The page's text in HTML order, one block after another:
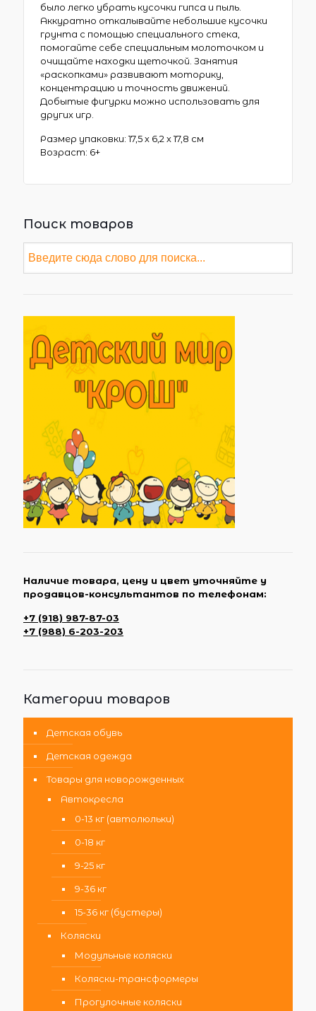
было легко убрать кусочки гипса и пыль.
Аккуратно откалывайте небольшие кусочки
грунта с помощью специального стека,
помогайте себе специальным молоточком и
очищайте находки щеточкой. Занятия
«раскопками» развивают моторику,
концентрацию и точность движений.
Добытые фигурки можно использовать для
других игр.
Размер упаковки: 17,5 х 6,2 х 17,8 см
Возраст: 6+
Поиск товаров
Наличие товара, цену и цвет уточняйте у
продавцов-консультантов по телефонам:
+7 (918) 987-87-03
+7 (988) 6-203-203
Категории товаров
Детская обувь
Детская одежда
Товары для новорожденных
Автокресла
0-13 кг (автолюльки)
0-18 кг
9-25 кг
9-36 кг
15-36 кг (бустеры)
Коляски
Модульные коляски
Коляски-трансформеры
Прогулочные коляски